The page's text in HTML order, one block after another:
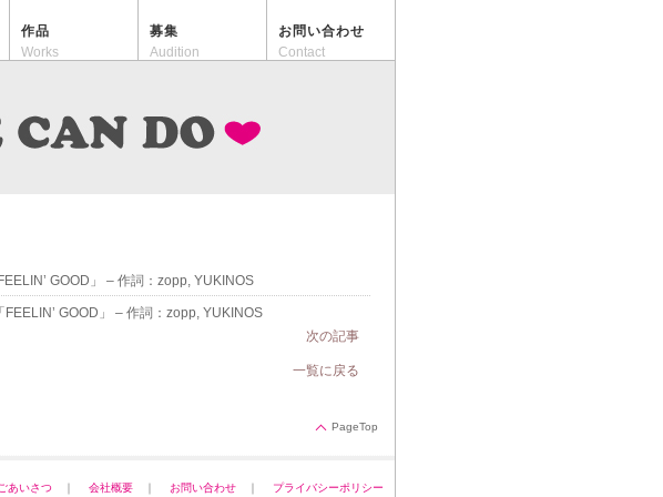
作品
Works
募集
Audition
お問い合わせ
Contact
GOOD」 – 作詞：zopp, YUKINOS
GOOD」 – 作詞：zopp, YUKINOS
次の記事
一覧に戻る
PageTop
ごあいさつ ｜ 会社概要 ｜ お問い合わせ ｜ プライバシーポリシー